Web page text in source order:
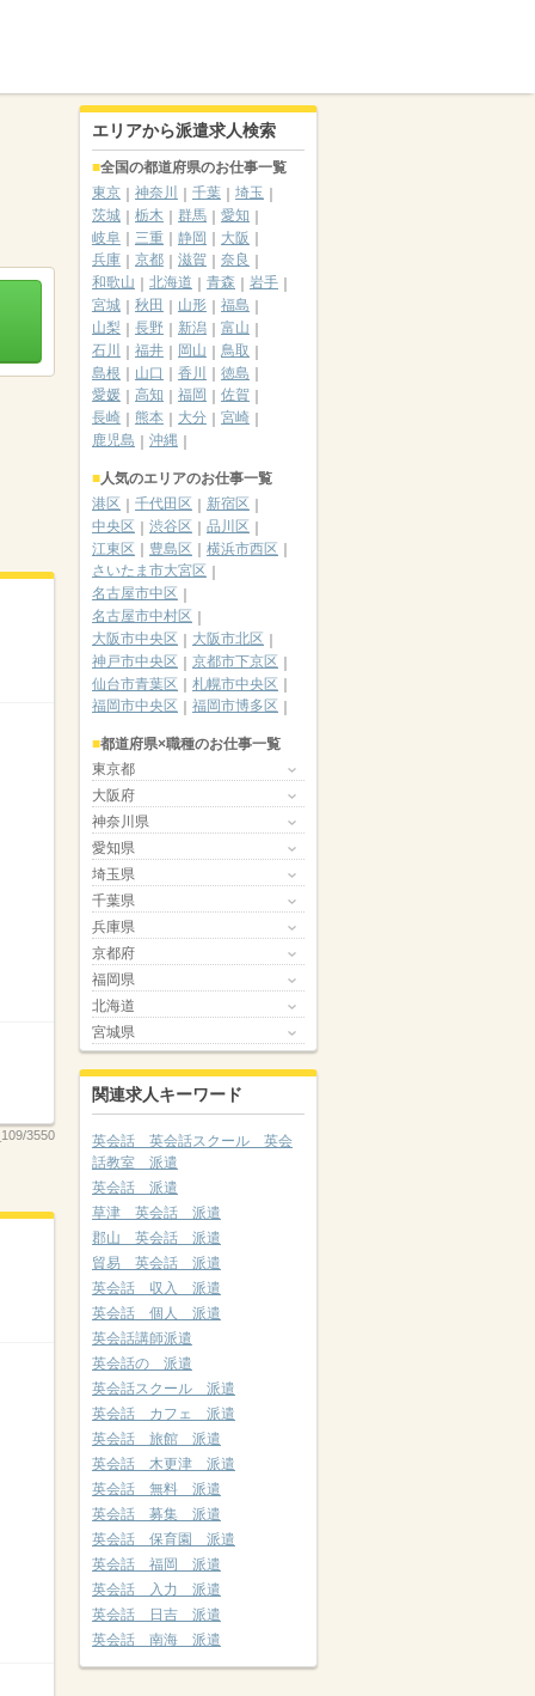
3550
エリアから派遣求人検索
全国の都道府県のお仕事一覧
東京
神奈川 千葉
埼玉
茨城
栃木 群馬
愛知
岐阜
三重 静岡
大阪
兵庫
京都 滋賀
奈良
和歌山
北海道 青森
岩手
宮城
秋田 山形
福島
山梨
長野 新潟
富山
石川
福井 岡山
鳥取
島根
山口 香川
徳島
愛媛
高知 福岡
佐賀
長崎
熊本 大分
宮崎
鹿児島
沖縄
人気のエリアのお仕事一覧
港区
千代田区
新宿区
中央区
渋谷区
品川区
江東区
豊島区
横浜市西区
さいたま市大宮区
名古屋市中区
名古屋市中村区
大阪市中央区
大阪市北区
神戸市中央区
京都市下京区
仙台市青葉区
札幌市中央区
福岡市中央区
福岡市博多区
都道府県×職種のお仕事一覧
東京都
大阪府
神奈川県
愛知県
埼玉県
千葉県
兵庫県
京都府
福岡県
北海道
宮城県
関連求人キーワード
英会話 英会話スクール 英会
話教室 派遣
英会話 派遣
草津 英会話 派遣
郡山 英会話 派遣
貿易 英会話 派遣
英会話 収入 派遣
英会話 個人 派遣
英会話講師派遣
英会話の 派遣
英会話スクール 派遣
英会話 カフェ 派遣
英会話 旅館 派遣
英会話 木更津 派遣
英会話 無料 派遣
英会話 募集 派遣
英会話 保育園 派遣
英会話 福岡 派遣
英会話 入力 派遣
英会話 日吉 派遣
英会話 南海 派遣